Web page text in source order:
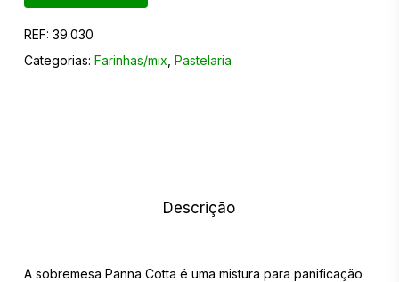
REF: 39.030
Categorias: Farinhas/mix Pastelaria
Descrição
A sobremesa Panna Cotta é uma mistura para panificação